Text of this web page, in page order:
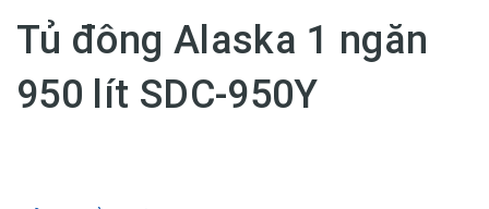
Tủ đông Alaska 1 ngăn
950 lít SDC-950Y